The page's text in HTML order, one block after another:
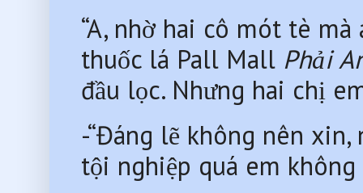
“A, nhờ hai cô mót tè
thuốc lá Pall Mall Phải
đầu lọc. Nhưng hai chị
-“Đáng lẽ không nên
tội nghiệp quá em không